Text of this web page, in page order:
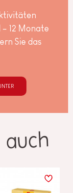
12 Monate
Sie das
auch